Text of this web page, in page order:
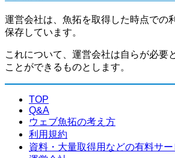
運営会社は、魚拓を取得した時点での
保存しています。
これについて、運営会社は自らが必要
ことができるものとします。
TOP
Q&A
ウェブ魚拓の考え方
利用規約
資料・大量取得用などの有料サー